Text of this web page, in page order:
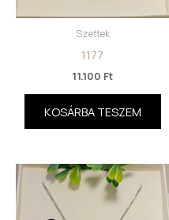
Szettek
1177
11.100 Ft
KOSÁRBA TESZEM